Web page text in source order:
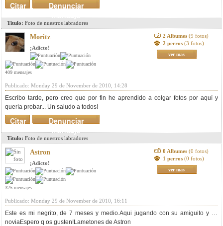
Denunciar
mensaje
Citar
Titulo: Foto de nuestros labradores
Moritz
¡Adicto!
409 mensajes
2 Albumes (9 fotos)
2 perros (3 fotos)
ver mas
Publicado: Monday 29 de November de 2010, 14:28
Escribo tarde, pero creo que por fin he aprendido a colgar fotos por aquí y
quería probar... Un saludo a todos!
Denunciar
mensaje
Citar
Titulo: Foto de nuestros labradores
Astron
¡Adicto!
325 mensajes
0 Albumes (0 fotos)
1 perros (0 fotos)
ver mas
Publicado: Monday 29 de November de 2010, 16:11
Este es mi negrito, de 7 meses y medio.Aqui jugando con su amiguito y su
noviaEspero q os gusten!Lametones de Astron